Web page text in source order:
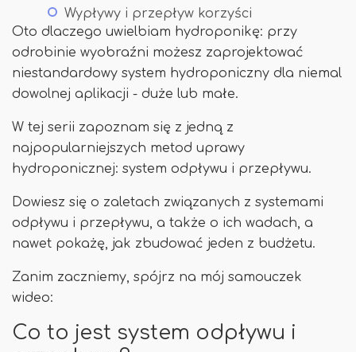
Wypływy i przepływ korzyści
Oto dlaczego uwielbiam hydroponikę: przy
odrobinie wyobraźni możesz zaprojektować
niestandardowy system hydroponiczny dla niemal
dowolnej aplikacji - duże lub małe.
W tej serii zapoznam się z jedną z
najpopularniejszych metod uprawy
hydroponicznej: system odpływu i przepływu.
Dowiesz się o zaletach związanych z systemami
odpływu i przepływu, a także o ich wadach, a
nawet pokażę, jak zbudować jeden z budżetu.
Zanim zaczniemy, spójrz na mój samouczek
wideo:
Co to jest system odpływu i